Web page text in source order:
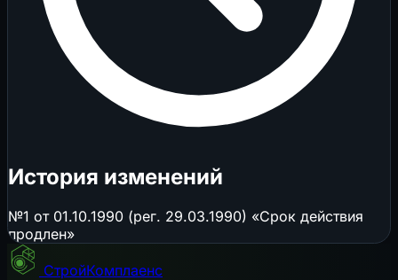
История изменений
№1 от 01.10.1990 (рег. 29.03.1990) «Срок действия
продлен»
СтройКомплаенс